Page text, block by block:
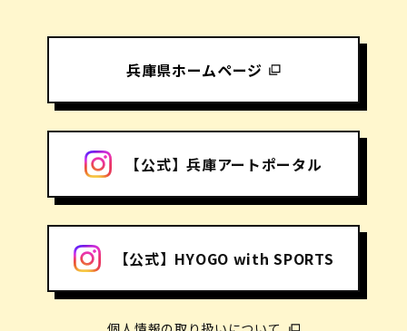
兵庫県ホームページ
【公式】兵庫アートポータル
【公式】HYOGO with SPORTS